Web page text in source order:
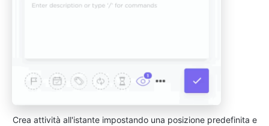
Crea attività all'istante impostando una posizione predefinita e